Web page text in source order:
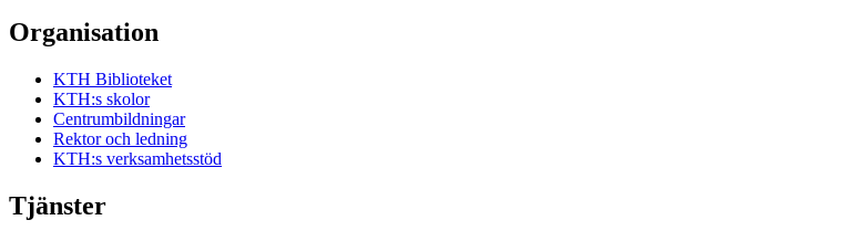
Organisation
KTH Biblioteket
KTH:s skolor
Centrumbildningar
Rektor och ledning
KTH:s verksamhetsstöd
Tjänster